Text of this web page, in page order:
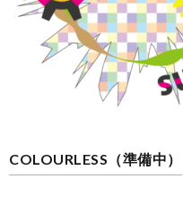
COLOURLESS（準備中）